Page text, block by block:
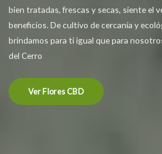
bien tratadas, frescas y secas, siente el
beneficios. De cultivo de cercanía y
brindamos para ti igual que para
del Cerro
Ver Flores CBD